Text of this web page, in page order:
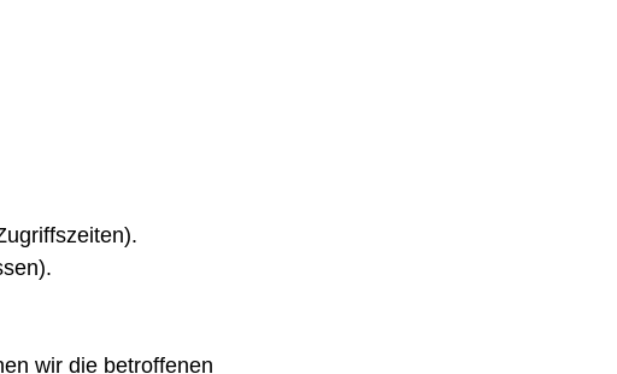
wir die betroffenen